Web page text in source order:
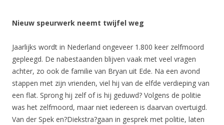
Nieuw speurwerk neemt twijfel weg
Jaarlijks wordt in Nederland ongeveer 1.800 keer zelfmoord
gepleegd. De nabestaanden blijven vaak met veel vragen
achter, zo ook de familie van Bryan uit Ede. Na een avond
stappen met zijn vrienden, viel hij van de elfde verdieping van
een flat. Sprong hij zelf of is hij geduwd? Volgens de politie
was het zelfmoord, maar niet iedereen is daarvan overtuigd.
Van der Spek en?Diekstra?gaan in gesprek met politie, laten